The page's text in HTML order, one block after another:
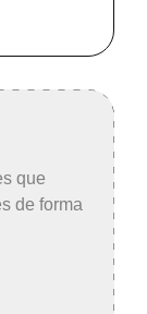
que
de forma